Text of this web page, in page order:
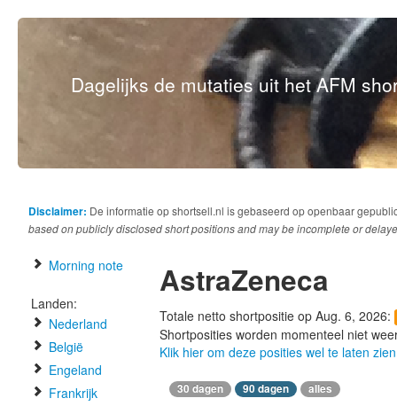
Dagelijks de mutaties uit het AFM
Disclaimer: De informatie op shortsell.nl is gebaseerd op openbaar
based on publicly disclosed short positions and may be incomplete or
Morning note
Landen:
Nederland
België
Engeland
Frankrijk
AstraZeneca
Totale netto shortpositie op Aug. 6, 2026:
Shortposities worden momenteel niet
Klik hier om deze posities wel te laten zien
30 dagen 90 dagen alles